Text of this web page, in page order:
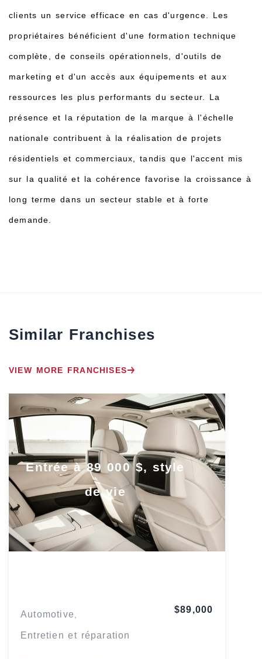
clients un service efficace en cas d'urgence. Les
propriétaires bénéficient d'une formation technique
complète, de conseils opérationnels, d'outils de
marketing et d'un accès aux équipements et aux
ressources les plus performants du secteur. La
présence et la réputation de la marque à l'échelle
nationale contribuent à la réalisation de projets
résidentiels et commerciaux, tandis que l'accent mis
sur la qualité et la cohérence favorise la croissance à
long terme dans un secteur stable et à forte
demande.
Similar Franchises
VIEW MORE FRANCHISES
Entrée à 89 000 $, style
de vie
Automotive,
Entretien et réparation
$89,000